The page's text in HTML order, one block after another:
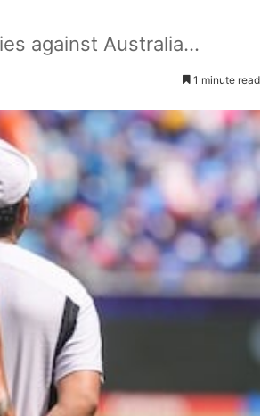
against Australia...
1 minute read